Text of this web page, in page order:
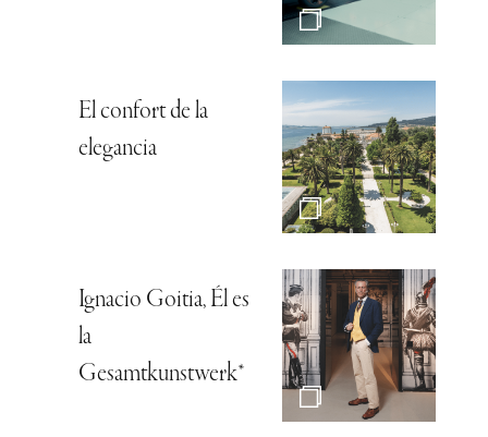
El confort de la
elegancia
Ignacio Goitia, Él es
la
Gesamtkunstwerk*